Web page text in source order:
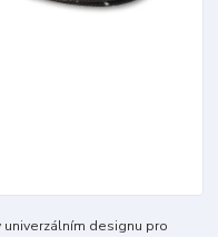
univerzálním designu pro